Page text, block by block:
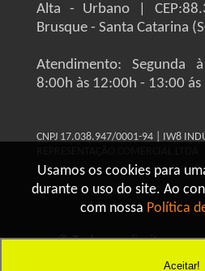
Usamos os cookies para
durante o uso do site. Ao
com nossa Política
Aceitar!
Alta - Urbano |
Brusque - Santa Catarina
Atendimento: Segunda
8:00h às 12:00h - 13:00
CNPJ 17.038.947/0001-94 | IW8
© Todos os direitos
Construmaq -